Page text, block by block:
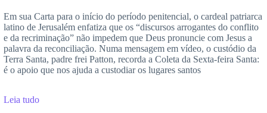
Em sua Carta para o início do período penitencial, o cardeal patriarca
latino de Jerusalém enfatiza que os “discursos arrogantes do conflito
e da recriminação” não impedem que Deus pronuncie com Jesus a
palavra da reconciliação. Numa mensagem em vídeo, o custódio da
Terra Santa, padre frei Patton, recorda a Coleta da Sexta-feira Santa:
é o apoio que nos ajuda a custodiar os lugares santos
Leia tudo